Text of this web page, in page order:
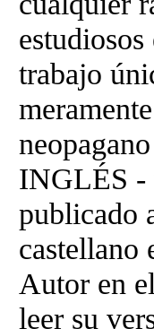
trabajo
INGLÉS -
publicado
castellano
Autor en
leer su